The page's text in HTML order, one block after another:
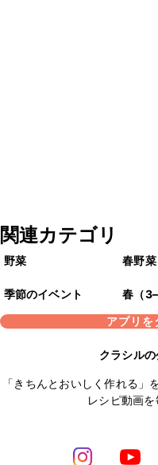
関連カテゴリ
野菜 春野菜
季節のイベント
春（
アプリを
クラシル
「きちんとおいしく作れる
レシピ動画を